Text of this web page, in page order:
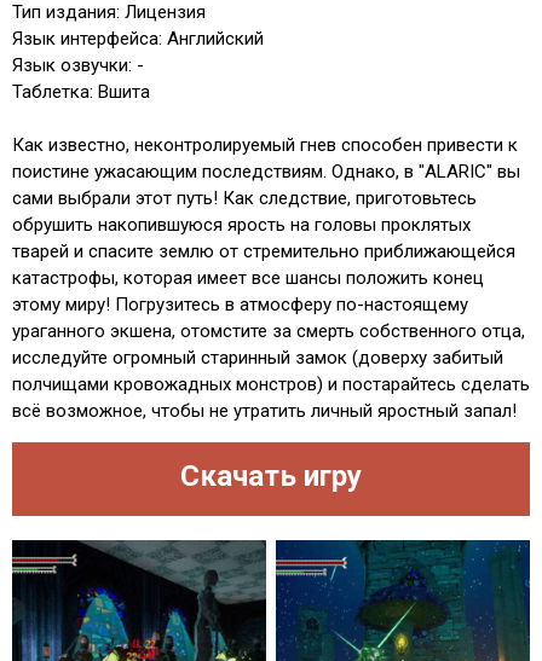
Тип издания: Лицензия
Язык интерфейса: Английский
Язык озвучки: -
Таблетка: Вшита
Как известно, неконтролируемый гнев способен привести к
поистине ужасающим последствиям. Однако, в "ALARIC" вы
сами выбрали этот путь! Как следствие, приготовьтесь
обрушить накопившуюся ярость на головы проклятых
тварей и спасите землю от стремительно приближающейся
катастрофы, которая имеет все шансы положить конец
этому миру! Погрузитесь в атмосферу по-настоящему
ураганного экшена, отомстите за смерть собственного отца,
исследуйте огромный старинный замок (доверху забитый
полчищами кровожадных монстров) и постарайтесь сделать
всё возможное, чтобы не утратить личный яростный запал!
Скачать игру